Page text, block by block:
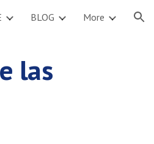
BLOG More
las